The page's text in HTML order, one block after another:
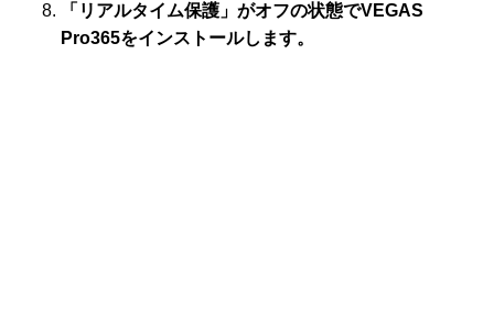
「リアルタイム保護」がオフの状態でVEGAS
Pro365をインストールします。